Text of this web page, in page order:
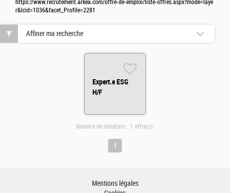
https://www.recrutement.arkea.com/offre-de-emploi/liste-offres.aspx?mode=laye
r&lcid=1036&facet_Profile=2281
Expert.e ESG
H/F
Affiner ma recherche
Nombre de résultats : 1 offre(s)
1
Mentions légales